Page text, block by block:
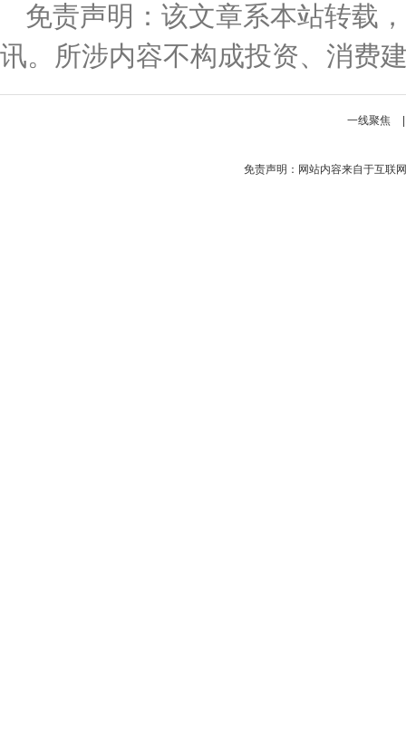
免责声明：该文章系本站转载
讯。所涉内容不构成投资、消费
一线聚焦
免责声明：网站内容来自于互联